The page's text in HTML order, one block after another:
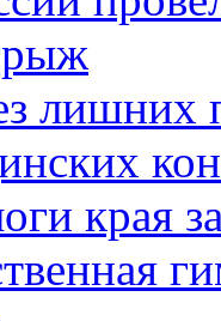
лишних
края